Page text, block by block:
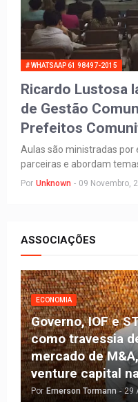
# WHATSAAP 61 98497-2015
Ricardo Lustosa
de Gestão
Prefeitos
Aulas são ministradas por
parceiras e abordam
Por Unknown - 09 Novembro,
ASSOCIAÇÕES
ECONOMIA
Governo, IOF e
como travessia
mercado de
venture capital
Por Emerson Tormann - 29